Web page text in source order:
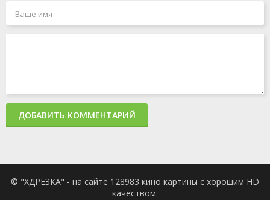
ДОБАВИТЬ КОММЕНТАРИЙ
© "ХДРЕЗКА" - на сайте 128983 кино картины с хорошим HD
качеством.